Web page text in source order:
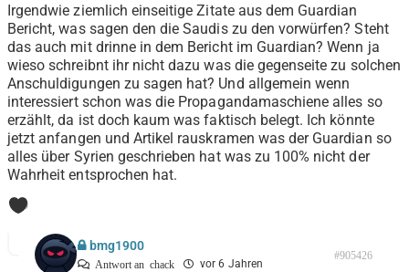
Irgendwie ziemlich einseitige Zitate aus dem Guardian
Bericht, was sagen den die Saudis zu den vorwürfen? Steht
das auch mit drinne in dem Bericht im Guardian? Wenn ja
wieso schreibnt ihr nicht dazu was die gegenseite zu solchen
Anschuldigungen zu sagen hat? Und allgemein wenn
interessiert schon was die Propagandamaschiene alles so
erzählt, da ist doch kaum was faktisch belegt. Ich könnte
jetzt anfangen und Artikel rauskramen was der Guardian so
alles über Syrien geschrieben hat was zu 100% nicht der
Wahrheit entsprochen hat.
0
bmg1900
Antwort an chack vor 6 Jahren
#905426